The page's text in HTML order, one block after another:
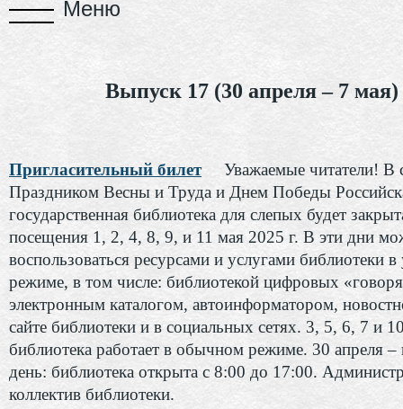
Выпуск 17 (30 апреля – 7 мая)
Пригласительный билет
Уважаемые читатели! В
Праздником Весны и Труда и Днем Победы
государственная библиотека для слепых будет
посещения 1, 2, 4, 8, 9, и 11 мая 2025 г. В эти дни
воспользоваться ресурсами и услугами библиотеки
режиме, в том числе: библиотекой цифровых
электронным каталогом, автоинформатором,
сайте библиотеки и в социальных сетях. 3, 5, 6, 7 и
библиотека работает в обычном режиме. 30 апреля –
день: библиотека открыта с 8:00 до 17:00.
коллектив библиотеки.